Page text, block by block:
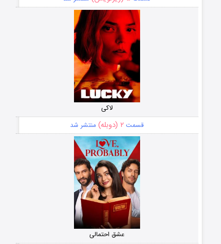
لاکی
قسمت ۲ (دوبله) منتشر شد
عشق احتمالی